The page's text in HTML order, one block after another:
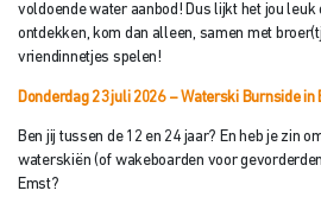
voldoende water aanbod! Dus lijkt het jou
ontdekken, kom dan alleen, samen met
vriendinnetjes spelen!
Donderdag 23 juli 2026 –Waterski Burnside in
Ben jij tussen de 12 en 24 jaar? En heb je zin
waterskiën (of wakeboarden voor
Emst?